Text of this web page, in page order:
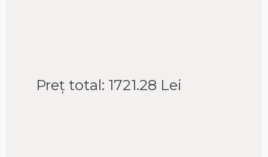
Preț total: 1721.28 Lei